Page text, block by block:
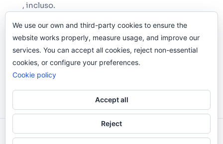
, incluso.
Y si una persona no puede tener teléfono, que
le quiten el teléfono.
Odi O'Malley © 2016-2025. Todos Los Derechos
We use our own and third-party cookies to ensure the
website works properly, measure usage, and improve our
services. You can accept all cookies, reject non-essential
cookies, or configure your preferences.
Cookie policy
Accept all
Reject